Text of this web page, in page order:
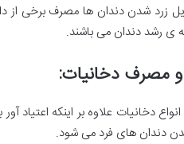
ی رشد دندان می باشند.
و مصرف دخانیات:
دخانیات علاوه بر اینکه اعتیاد
دندان های فرد می شود.